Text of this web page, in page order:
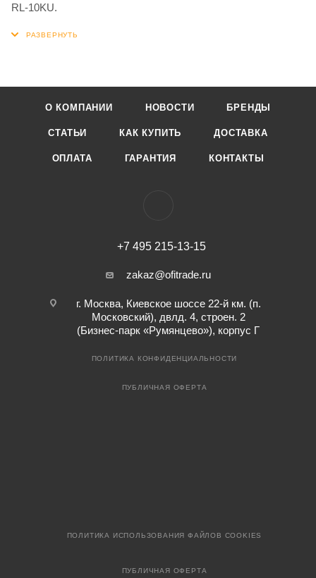
RL-10KU.
О КОМПАНИИ НОВОСТИ БРЕНДЫ
СТАТЬИ КАК КУПИТЬ ДОСТАВКА
ОПЛАТА ГАРАНТИЯ КОНТАКТЫ
+7 495 215-13-15
zakaz@ofitrade.ru
г. Москва, Киевское шоссе 22-й км. (п.
Московский), двлд. 4, строен. 2
(Бизнес-парк «Румянцево»), корпус Г
ПОЛИТИКА КОНФИДЕНЦИАЛЬНОСТИ
ПУБЛИЧНАЯ ОФЕРТА
ПОЛИТИКА ИСПОЛЬЗОВАНИЯ ФАЙЛОВ COOKIES
ПУБЛИЧНАЯ ОФЕРТА